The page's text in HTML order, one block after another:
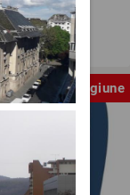
Stagiune